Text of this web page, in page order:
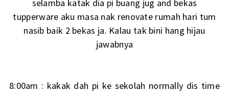
selamba katak dia pi buang jug and bekas
tupperware aku masa nak renovate rumah hari tum
nasib baik 2 bekas ja. Kalau tak bini hang hijau
jawabnya
8:00am : kakak dah pi ke sekolah normally dis time